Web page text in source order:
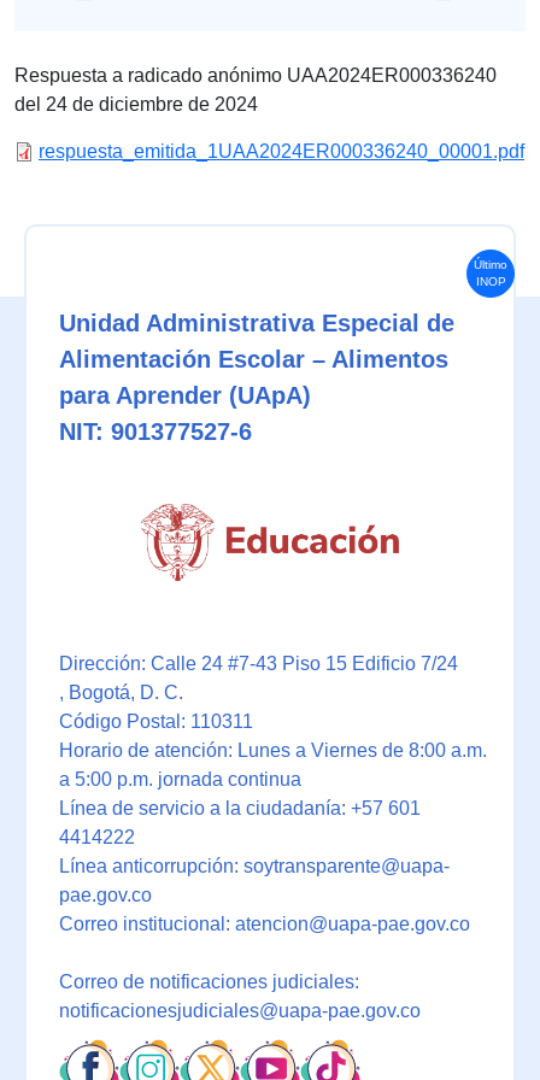
Último
INOP
Respuesta a radicado anónimo UAA2024ER000336240
del 24 de diciembre de 2024
respuesta_emitida_1UAA2024ER000336240_00001.pdf
Unidad Administrativa Especial de
Alimentación Escolar – Alimentos
para Aprender (UApA)
NIT: 901377527-6
Dirección: Calle 24 #7-43 Piso 15 Edificio 7/24
, Bogotá, D. C.
Código Postal: 110311
Horario de atención: Lunes a Viernes de 8:00 a.m.
a 5:00 p.m. jornada continua
Línea de servicio a la ciudadanía: +57 601
4414222
Línea anticorrupción: soytransparente@uapa-
pae.gov.co
Correo institucional: atencion@uapa-pae.gov.co
Correo de notificaciones judiciales:
notificacionesjudiciales@uapa-pae.gov.co